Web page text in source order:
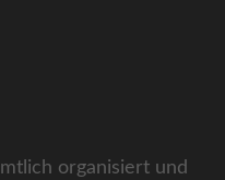
organisiert und